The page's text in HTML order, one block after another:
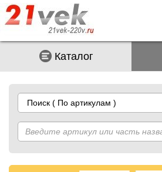
Каталог
Поиск ( По артикулам )